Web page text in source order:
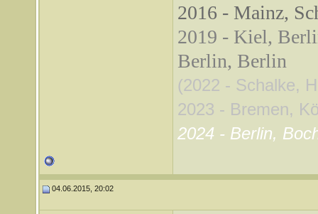
2016 - Mainz,
2019 - Kiel,
Berlin, Berlin
(2022 - Schalke,
2023 - Bremen,
2024 - Berlin,
04.06.2015, 20:02